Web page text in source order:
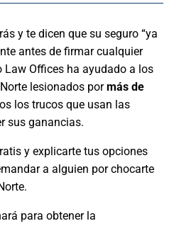
y te dicen que su seguro “ya
antes de firmar cualquier
Law Offices ha ayudado a los
lesionados pormás de
los trucos que usan las
sus ganancias.
y explicarte tus opciones
a alguien por chocarte
para obtener la